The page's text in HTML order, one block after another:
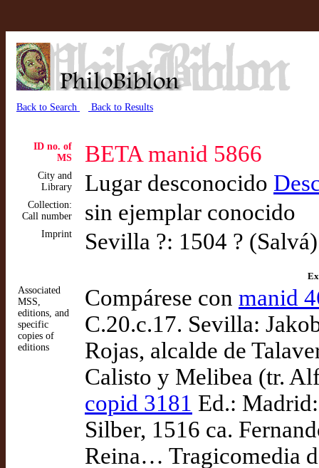
Back to Search Back to Results
ID no. of
MS
BETA manid 5866
City and
Library
Lugar desconocido
Collection:
Call number
sin ejemplar conocido
Imprint Sevilla ?: 1504 ? (Salvá)
Associated
MSS,
editions, and
specific
copies of
editions
Compárese con manid
C.20.c.17. Sevilla:
Rojas, alcalde de
Calisto y Melibea (tr.
copid 3181 Ed.:
Silber, 1516 ca.
Reina… Tragicomedia